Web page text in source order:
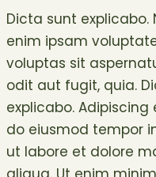
Dicta sunt explicabo.
enim ipsam
voluptas sit
odit aut fugit, quia.
explicabo. Adipiscing
do eiusmod tempor
ut labore et dolore